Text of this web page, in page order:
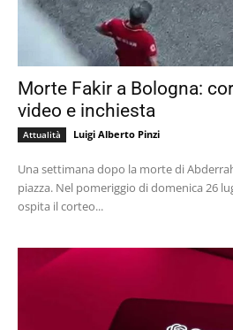
Morte Fakir a Bologna:
video e inchiesta
Attualità Luigi Alberto Pinzi
Una settimana dopo la morte di
piazza. Nel pomeriggio di domenica 26
ospita il corteo...